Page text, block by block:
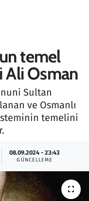
temel
Ali Osman
Sultan
ve Osmanlı
temelini
08.09.2024 - 23:43
GÜNCELLEME